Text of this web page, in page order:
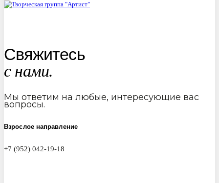
Свяжитесь
с нами.
Мы ответим на любые, интересующие вас
вопросы.
Взрослое направление
+7 (952) 042-19-18